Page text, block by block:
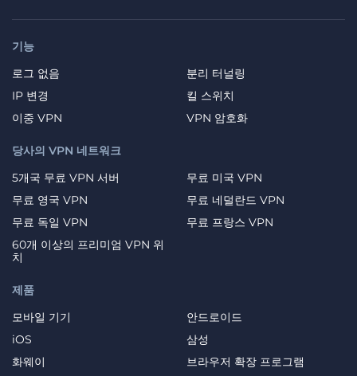
기능
로그 없음
분리 터널링
IP 변경
킬 스위치
이중 VPN
VPN 암호화
제품
모바일 기기
안드로이드
iOS
삼성
화웨이
브라우저 확장 프로그램
당사의 VPN 네트워크
5개국 무료 VPN 서버
무료 미국 VPN
무료 영국 VPN
무료 네덜란드 VPN
무료 독일 VPN
무료 프랑스 VPN
60개 이상의 프리미엄 VPN 위
치